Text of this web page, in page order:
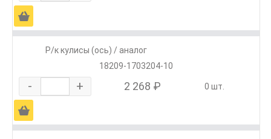
Ä
Р/к кулисы (ось) / аналог
18209-1703204-10
- + 2 268 ₽ 0 шт.
Ä